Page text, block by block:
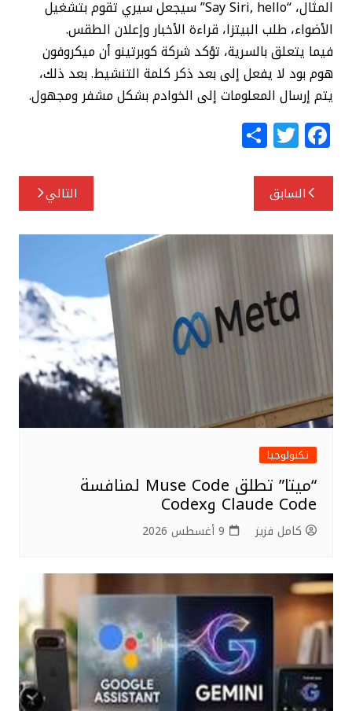
المثال، “Say Siri, hello” سيجعل سيري تقوم بتشغيل
الأضواء، طلب البيتزا، قراءة الأخبار وإعلان الطقس.
فيما يتعلق بالسرية، تؤكد شركة كوبرتينو أن ميكروفون
هوم بود لا يفعل إلى بعد ذكر كلمة التنشيط. بعد ذلك،
يتم إرسال المعلومات إلى الخوادم بشكل مشفر ومجهول.
F
a
c
e
b
o
o
k
T
w
itt
e
r
S
h
تصفّح
المقالات
السابق التالي
تكنولوجيا
“ميتا” تطلق Muse Code لمنافسة
Claude Code وCodex
كامل فزيز 9 أغسطس 2026